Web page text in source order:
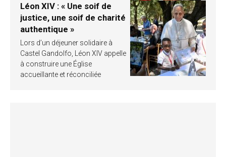
Léon XIV : « Une soif de
justice, une soif de charité
authentique »
Lors d’un déjeuner solidaire à
Castel Gandolfo, Léon XIV appelle
à construire une Église
accueillante et réconciliée